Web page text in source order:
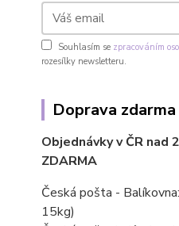
Souhlasím se zpracováním
rozesílky newsletteru.
Doprava zdarma
Objednávky v ČR nad
ZDARMA
Česká pošta -
15kg)